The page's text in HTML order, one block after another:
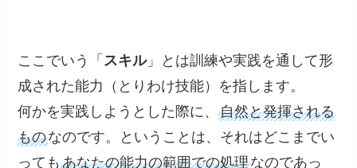
ここでいう「 スキル」とは訓練や実践を通して形
成された能力（とりわけ技能）を指します。
何かを実践しようとした際に、自然と発揮される
ものなのです。ということは、それはどこまでい
ってもあなたの能力の範囲での処理なのであっ